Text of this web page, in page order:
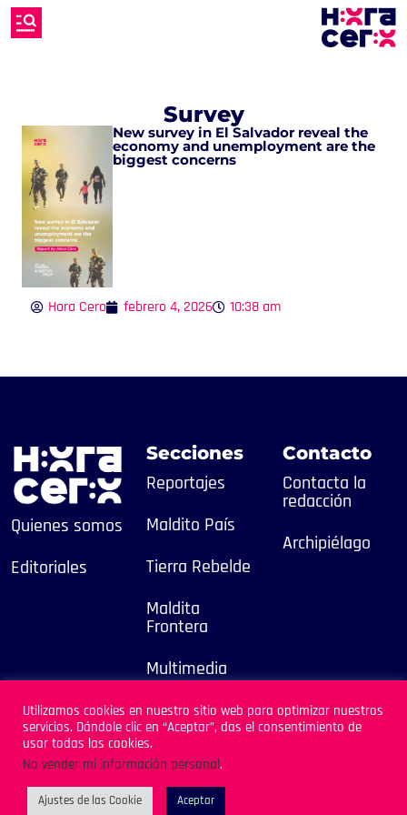
Survey
New survey in El Salvador reveal the
economy and unemployment are the
biggest concerns
Hora Cero febrero 4, 2026 10:38 am
Quienes somos
Editoriales
Secciones
Reportajes
Maldito País
Tierra Rebelde
Maldita
Frontera
Multimedia
2025
Contacto
Contacta la
redacción
Archipiélago
Sitio Desarrollado por
Archipiélago
Utilizamos cookies en nuestro sitio web para optimizar nuestros
servicios. Dándole clic en “Aceptar”, das el consentimiento de
usar todas las cookies.
No vender mi información personal.
Ajustes de las Cookie Aceptar